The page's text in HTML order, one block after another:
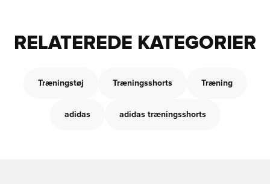
RELATEREDE KATEGORIER
Træningstøj Træningsshorts Træning
adidas adidas træningsshorts